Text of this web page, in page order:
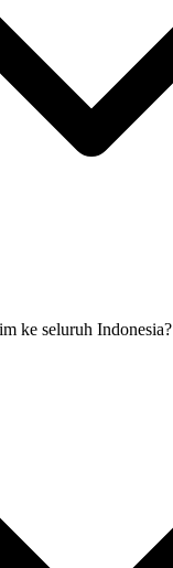
ke seluruh Indonesia?